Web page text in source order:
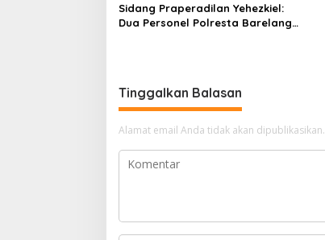
Sidang Praperadilan Yehezkiel:
Dua Personel Polresta Barelang
Tinggalkan Balasan
Alamat email Anda tidak akan dipublikasikan.